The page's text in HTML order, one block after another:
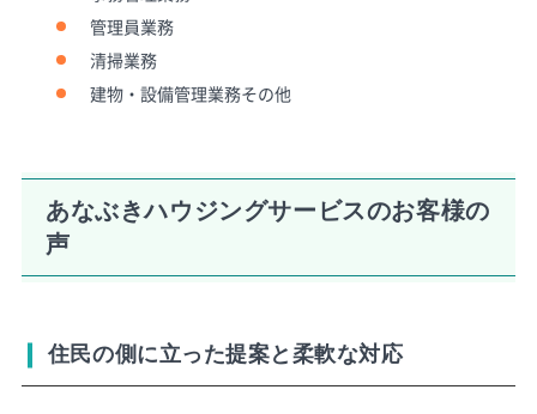
管理員業務
清掃業務
建物・設備管理業務その他
あなぶきハウジングサービスのお客様の
声
住民の側に立った提案と柔軟な対応